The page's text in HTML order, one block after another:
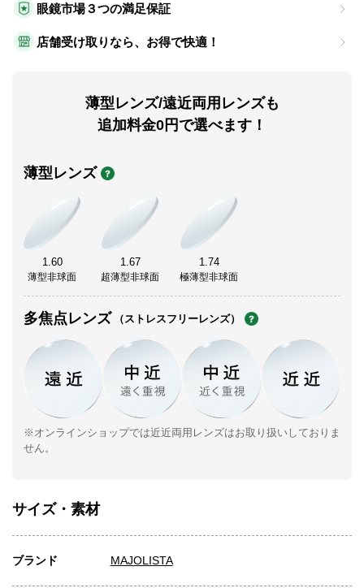
眼鏡市場３つの満足保証
店舗受け取りなら、お得で快適！
薄型レンズ/遠近両用レンズも
追加料金0円で選べます！
薄型レンズ
1.60
薄型非球面
1.67
超薄型非球面
1.74
極薄型非球面
多焦点レンズ （ストレスフリーレンズ）
※オンラインショップでは近近両用レンズはお取り扱いしておりま
せん。
サイズ・素材
ブランド MAJOLISTA